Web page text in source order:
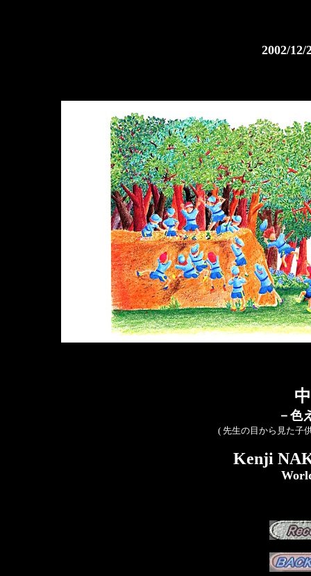
2002/12/
－色
( 先生の目から見た子
Kenji